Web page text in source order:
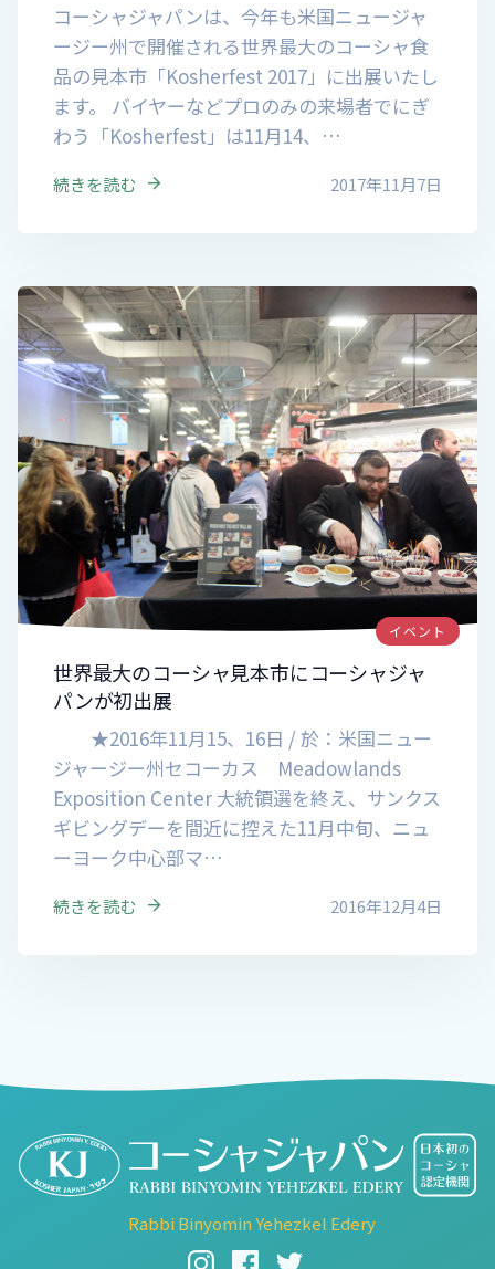
コーシャジャパンは、今年も米国ニュージャ
ージー州で開催される世界最大のコーシャ食
品の見本市「Kosherfest 2017」に出展いたし
ます。 バイヤーなどプロのみの来場者でにぎ
わう「Kosherfest」は11月14、…
続きを読む 2017年11月7日
イベント
世界最大のコーシャ見本市にコーシャジャ
パンが初出展
★2016年11月15、16日 / 於：米国ニュー
ジャージー州セコーカス Meadowlands
Exposition Center 大統領選を終え、サンクス
ギビングデーを間近に控えた11月中旬、ニュ
ーヨーク中心部マ…
続きを読む 2016年12月4日
Rabbi Binyomin Yehezkel Edery